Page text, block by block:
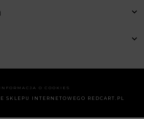
INFORMACJA O COOKIES
SKLEPU INTERNETOWEGO REDCART.PL